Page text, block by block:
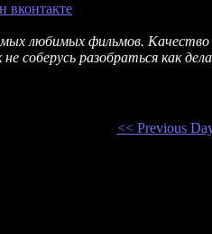
вконтакте
любимых фильмов. Качество
соберусь разобраться как
<< Previous